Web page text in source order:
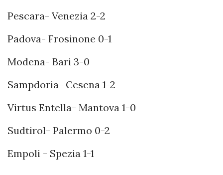
Pescara- Venezia 2-2
Padova- Frosinone 0-1
Modena- Bari 3-0
Sampdoria- Cesena 1-2
Virtus Entella- Mantova 1-0
Sudtirol- Palermo 0-2
Empoli - Spezia 1-1